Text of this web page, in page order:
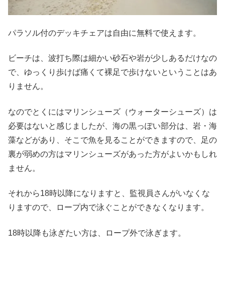
パラソル付のデッキチェアは自由に無料で使えます。
ビーチは、波打ち際は細かい砂石や岩が少しあるだけなの
で、ゆっくり歩けば痛くて裸足で歩けないということはあ
りません。
なのでとくにはマリンシューズ（ウォーターシューズ）は
必要はないと感じましたが、海の黒っぽい部分は、岩・海
藻などがあり、そこで魚を見ることができますので、足の
裏が弱めの方はマリンシューズがあった方がよいかもしれ
ません。
それから18時以降になりますと、監視員さんがいなくな
りますので、ロープ内で泳ぐことができなくなります。
18時以降も泳ぎたい方は、ロープ外で泳ぎます。